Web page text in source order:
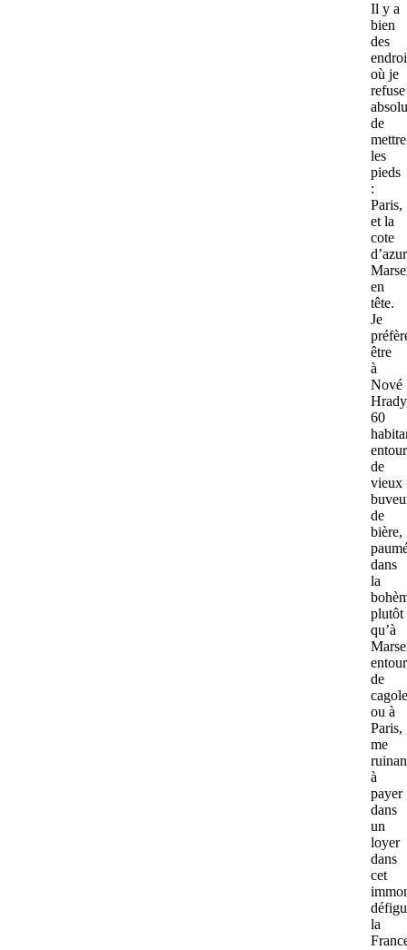
Il y a
bien
des
où je
refuse
de
mettre
les
pieds
:
Paris,
et la
cote
en
tête.
Je
être
à
Nové
60
de
vieux
de
bière,
dans
la
plutôt
qu’à
de
ou à
Paris,
me
à
payer
dans
un
loyer
dans
cet
la